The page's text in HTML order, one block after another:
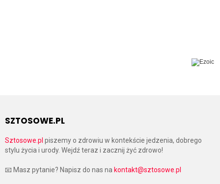
SZTOSOWE.PL
Sztosowe.pl piszemy o zdrowiu w kontekście jedzenia, dobrego
stylu życia i urody. Wejdź teraz i zacznij żyć zdrowo!
📧 Masz pytanie? Napisz do nas na kontakt@sztosowe.pl